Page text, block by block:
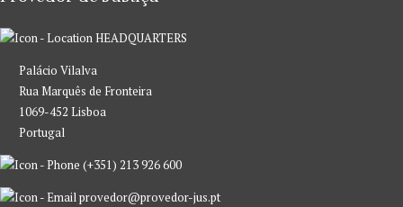
HEADQUARTERS
Palácio Vilalva
Rua Marquês de Fronteira
1069-452 Lisboa
Portugal
(+351) 213 926 600
provedor@provedor-jus.pt